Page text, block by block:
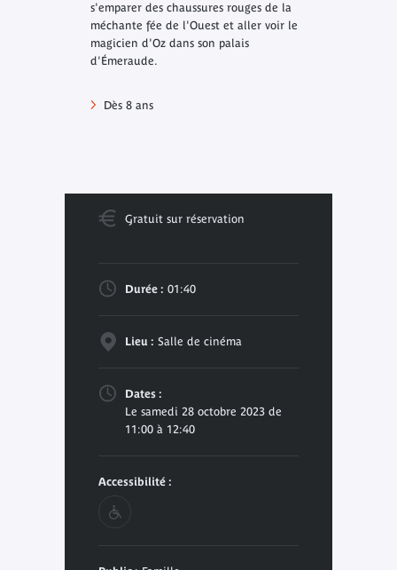
s'emparer des chaussures rouges de la
méchante fée de l'Ouest et aller voir le
magicien d'Oz dans son palais
d'Émeraude.
Dès 8 ans
Gratuit sur réservation
Durée : 01:40
Lieu : Salle de cinéma
Dates :
Le samedi 28 octobre 2023 de
11:00 à 12:40
Accessibilité :